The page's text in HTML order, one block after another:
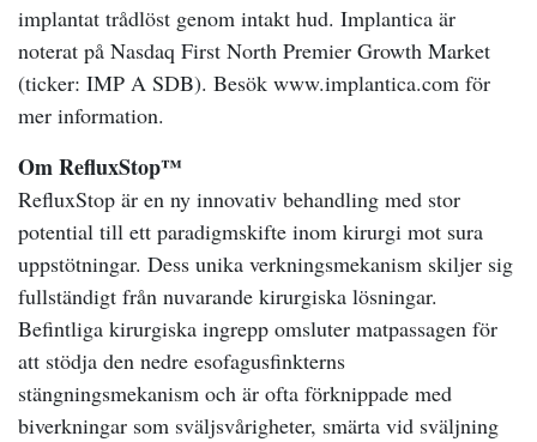
implantat trådlöst genom intakt hud. Implantica är
noterat på Nasdaq First North Premier Growth Market
(ticker: IMP A SDB). Besök www.implantica.com för
mer information.
Om RefluxStop™
RefluxStop är en ny innovativ behandling med stor
potential till ett paradigmskifte inom kirurgi mot sura
uppstötningar. Dess unika verkningsmekanism skiljer sig
fullständigt från nuvarande kirurgiska lösningar.
Befintliga kirurgiska ingrepp omsluter matpassagen för
att stödja den nedre esofagusfinkterns
stängningsmekanism och är ofta förknippade med
biverkningar som sväljsvårigheter, smärta vid sväljning